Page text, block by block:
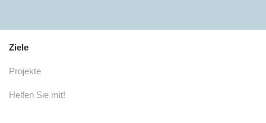
Ziele
Projekte
Helfen Sie mit!